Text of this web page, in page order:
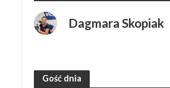
Dagmara Skopiak
Gość dnia